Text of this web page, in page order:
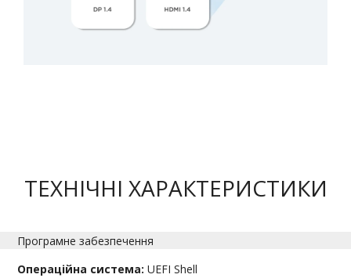
ТЕХНІЧНІ ХАРАКТЕРИСТИКИ
Програмне забезпечення
Операційна система:UEFI Shell